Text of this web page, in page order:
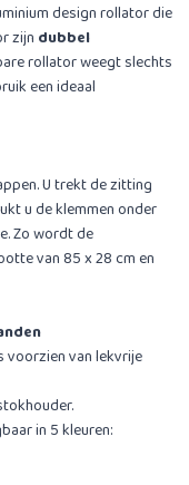
design rollator die
zijn dubbel
rollator weegt slechts
een ideaal
U trekt de zitting
u de klemmen onder
Zo wordt de
van 85 x 28 cm en
van lekvrije
in 5 kleuren: